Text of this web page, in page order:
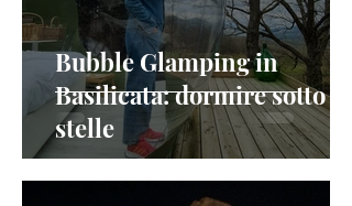
Bubble Glamping in
Basilicata: dormire sotto le
stelle